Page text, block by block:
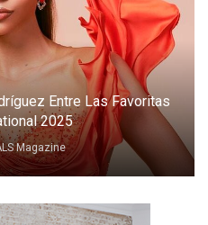
En Cantar En El Desfile
Magazine